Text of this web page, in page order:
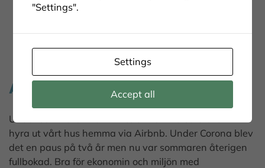
Airbnb
Under sommaren när vi inte är hemma så brukar vi
hyra ut vårt hus hemma via Airbnb. Under Corona blev
det en paus på två år men nu var sommaren återigen
fullbokad. Bra för ekonomin och miljön med
"Settings".
Settings
Accept all